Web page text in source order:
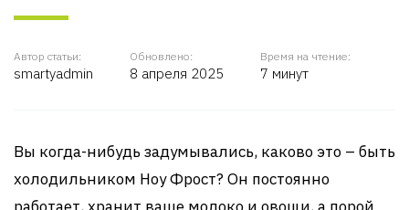
Автор статьи:
smartyadmin
Обновлено:
8 апреля 2025
Время на чтение:
7 минут
Вы когда-нибудь задумывались, каково это – быть
холодильником Ноу Фрост? Он постоянно